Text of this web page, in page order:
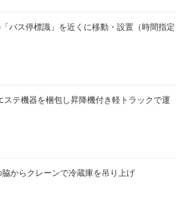
バス停標識」を近くに移動・設置（時間指定
ステ機器を梱包し昇降機付き軽トラックで運
脇からクレーンで冷蔵庫を吊り上げ